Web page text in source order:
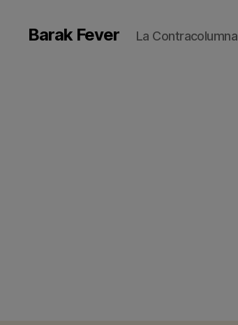
Barak Fever La Contracolumna